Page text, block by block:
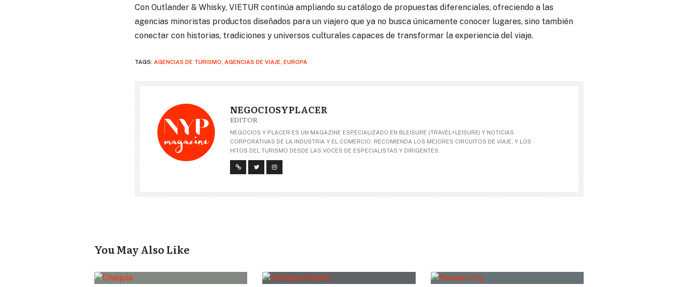
Con Outlander & Whisky, VIETUR continúa ampliando su catálogo de propuestas diferenciales, ofreciendo a las
agencias minoristas productos diseñados para un viajero que ya no busca únicamente conocer lugares, sino también
conectar con historias, tradiciones y universos culturales capaces de transformar la experiencia del viaje.
TAGS: AGENCIAS DE TURISMO AGENCIAS DE VIAJE EUROPA
NEGOCIOSYPLACER
EDITOR
NEGOCIOS Y PLACER ES UN MAGAZINE ESPECIALIZADO EN BLEISURE (TRAVEL+LEISURE) Y NOTICIAS
CORPORATIVAS DE LA INDUSTRIA Y EL COMERCIO. RECOMIENDA LOS MEJORES CIRCUITOS DE VIAJE, Y LOS
HITOS DEL TURISMO DESDE LAS VOCES DE ESPECIALISTAS Y DIRIGENTES.
You May Also Like